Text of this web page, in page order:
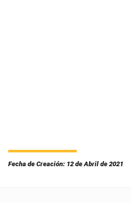
Fecha de Creación: 12 de Abril de 2021